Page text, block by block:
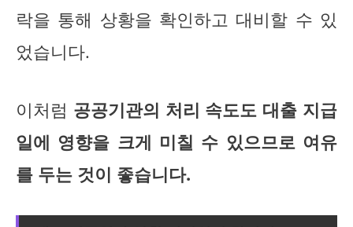
락을 통해 상황을 확인하고 대비할 수 있
었습니다.
이처럼 공공기관의 처리 속도도 대출 지급
일에 영향을 크게 미칠 수 있으므로 여유
를 두는 것이 좋습니다.